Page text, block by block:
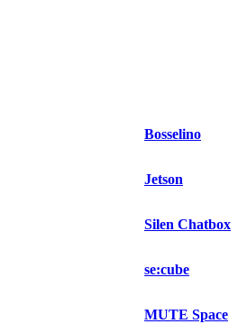
Bosselino
Jetson
Silen Chatbox
se:cube
MUTE Space